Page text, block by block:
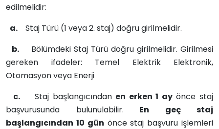
edilmelidir:
a. Staj Türü (1 veya 2. staj) doğru girilmelidir.
b. Bölümdeki Staj Türü doğru girilmelidir. Girilmesi
gereken ifadeler: Temel Elektrik Elektronik,
Otomasyon veya Enerji
c. Staj başlangıcından en erken 1 ayönce staj
başvurusunda bulunulabilir.
En geç staj
başlangıcından 10 gün önce staj başvuru işlemleri